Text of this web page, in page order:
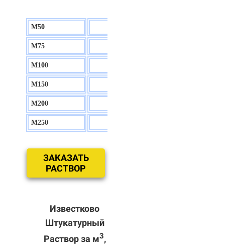
М50
М75
М100
М150
М200
М250
ЗАКАЗАТЬ
РАСТВОР
Известково
Штукатурный
Раствор за м3,